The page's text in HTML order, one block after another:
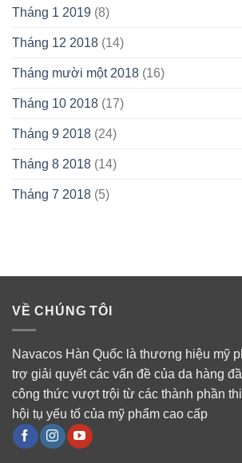
Tháng 1 2019 (8)
Tháng 12 2018 (14)
Tháng mười một 2018 (16)
Tháng 10 2018 (17)
Tháng 9 2018 (24)
Tháng 8 2018 (14)
Tháng 7 2018 (5)
VỀ CHÚNG TÔI
Navacos Hàn Quốc là thương hiệu mỹ
trợ giải quyết các vấn đề của da hàng
công thức vượt trội từ các thành phần
hội tụ yếu tố của mỹ phẩm cao cấp